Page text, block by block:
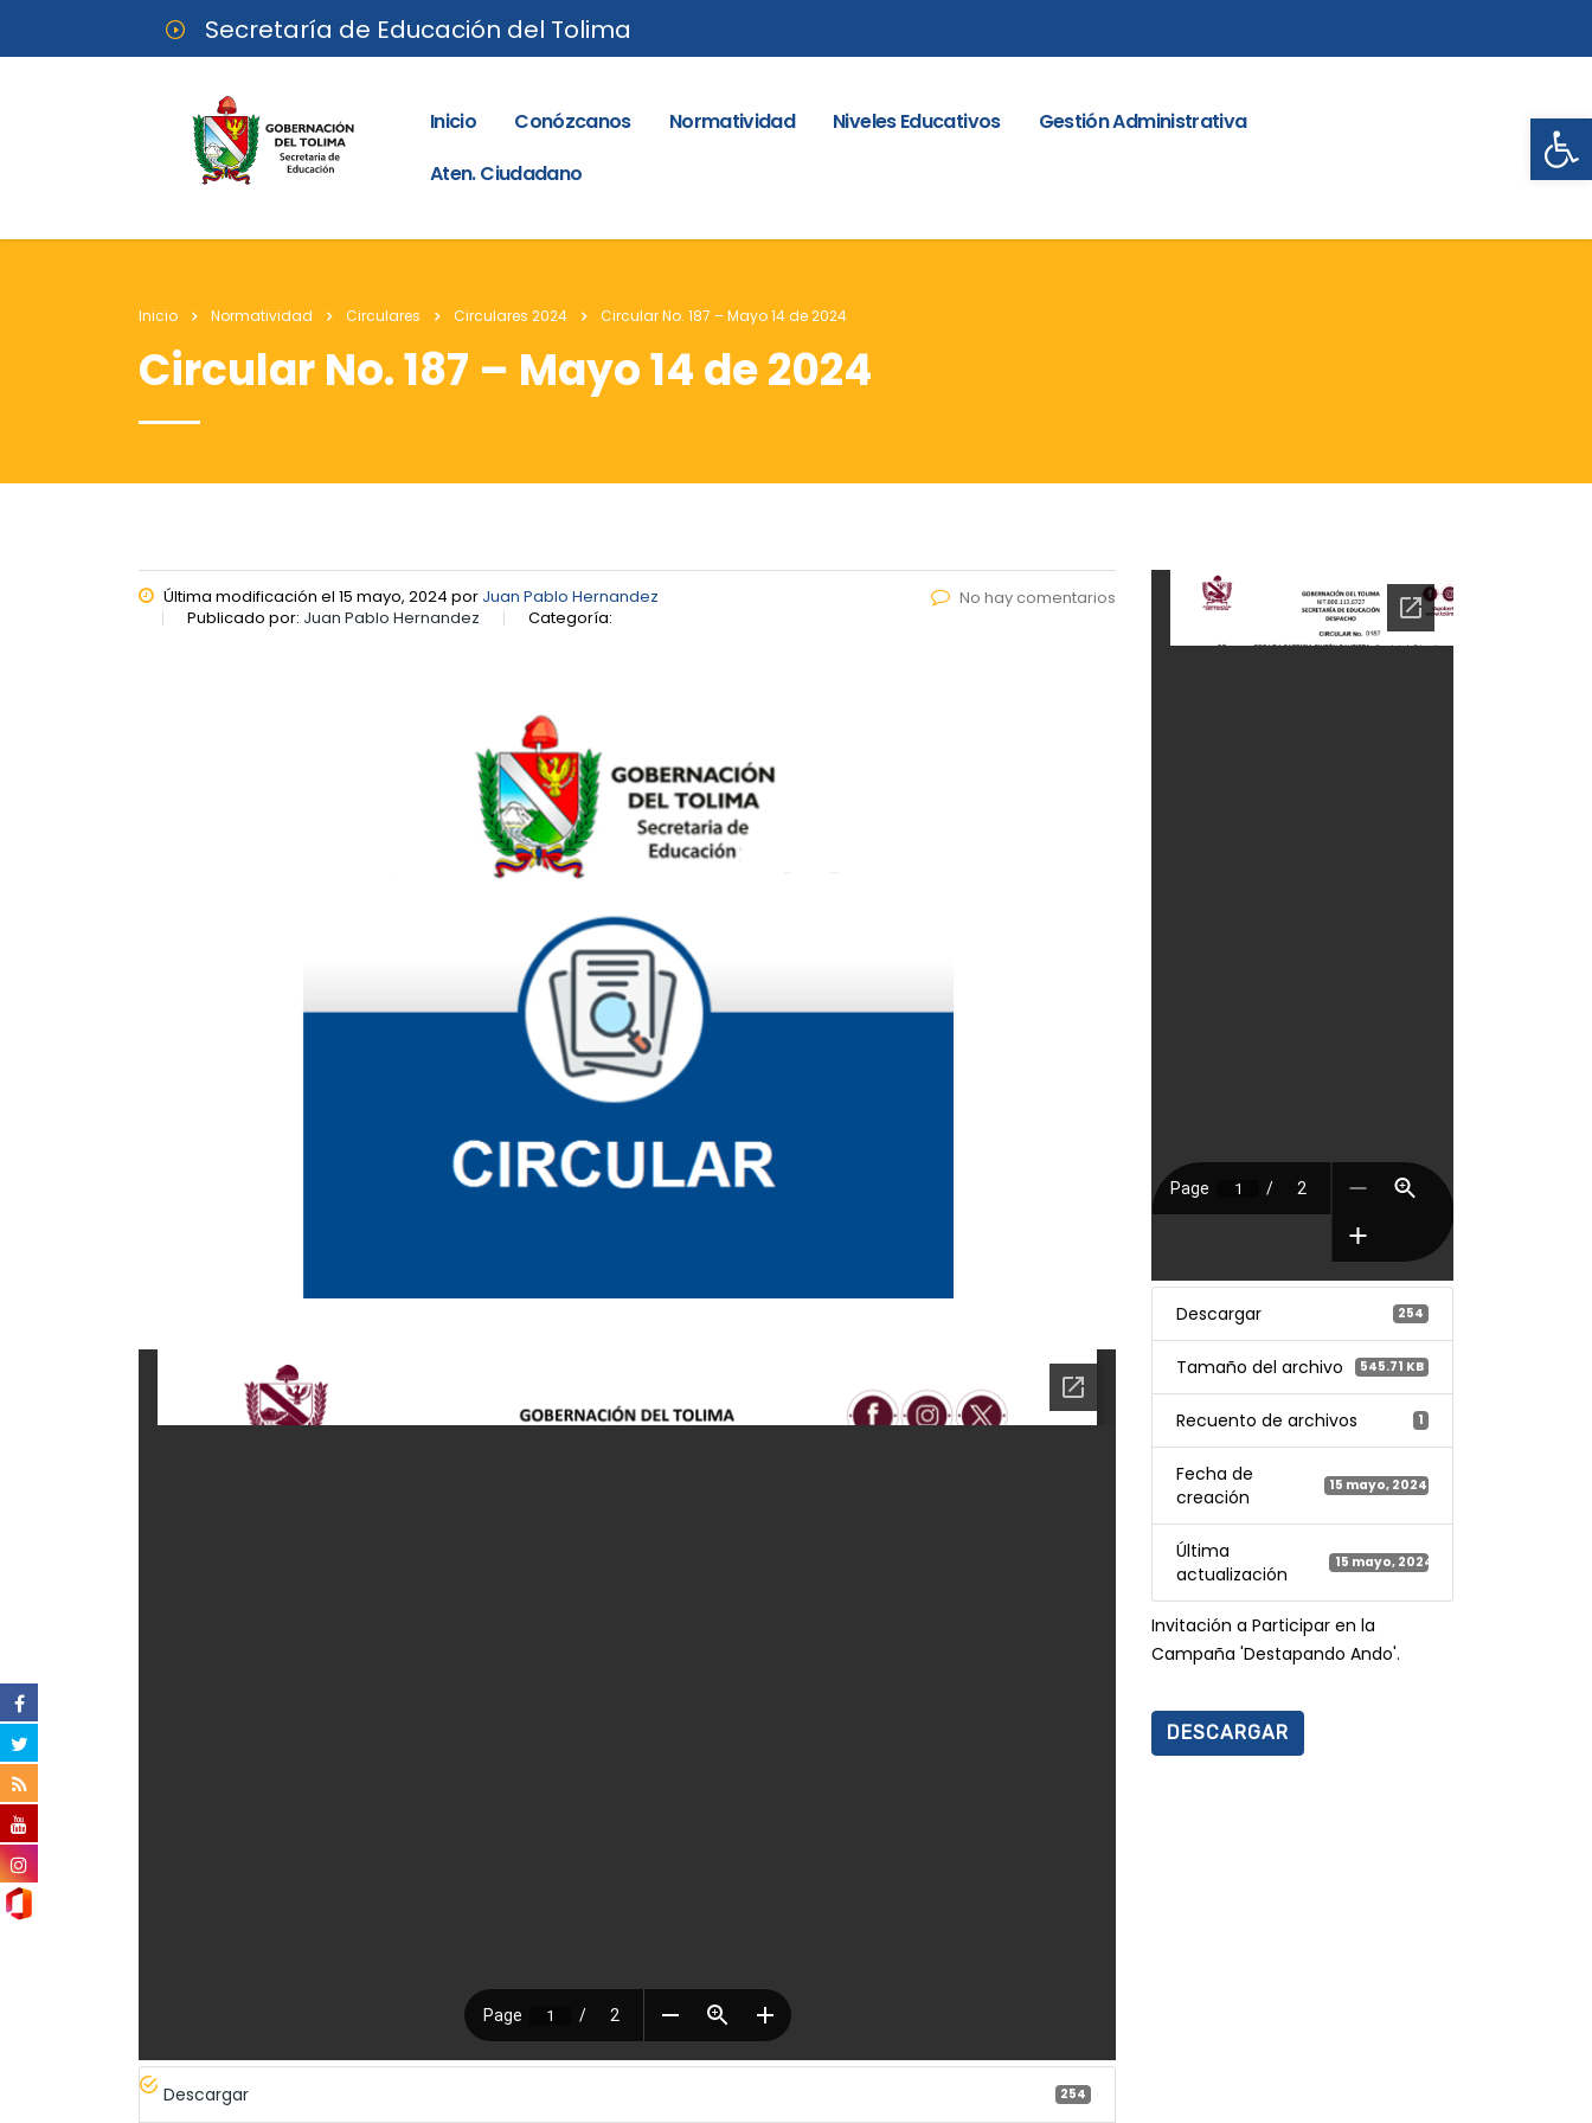
Secretaría de Educación del Tolima
Inicio Conózcanos Normatividad Niveles Educativos
Gestión Administrativa
Aten. Ciudadano
Inicio Normatividad Circulares Circulares 2024 Circular No. 187 – Mayo 14 de 2024
Circular No. 187 – Mayo 14 de 2024
Última modificación el 15 mayo, 2024 por Juan Pablo Hernandez
Publicado por: Juan Pablo Hernandez Categoría:
No hay comentarios
Descargar 254
Descargar 254
Tamaño del archivo 545.71 KB
Recuento de archivos 1
Fecha de
creación
15 mayo, 2024
Última
actualización
15 mayo, 2024
Invitación a Participar en la
Campaña 'Destapando Ando'.
DESCARGAR